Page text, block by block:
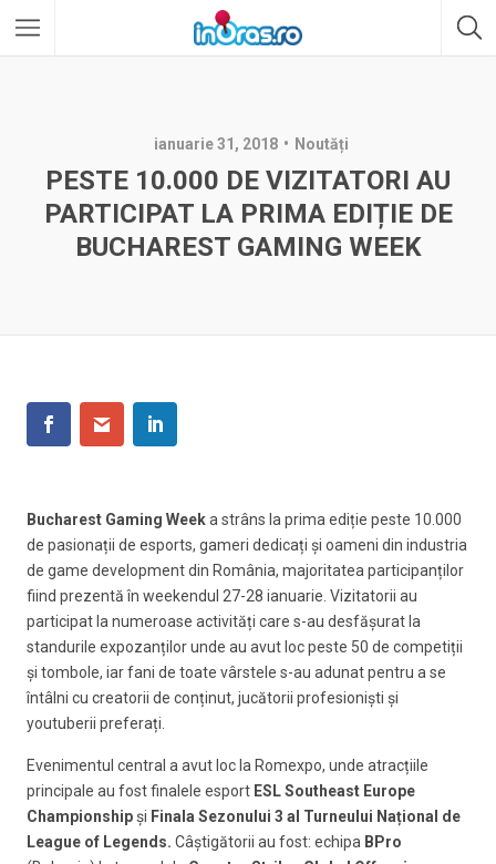
ianuarie 31, 2018 Noutăți
PESTE 10.000 DE VIZITATORI AU
PARTICIPAT LA PRIMA EDIȚIE DE
BUCHAREST GAMING WEEK
Bucharest Gaming Weeka strâns la prima ediție peste 10.000
de pasionații de esports, gameri dedicați și oameni din industria
de game development din România, majoritatea participanților
fiind prezentă în weekendul 27-28 ianuarie. Vizitatorii au
participat la numeroase activități care s-au desfășurat la
standurile expozanților unde au avut loc peste 50 de competiții
și tombole, iar fani de toate vârstele s-au adunat pentru a se
întâlni cu creatorii de conținut, jucătorii profesioniști și
youtuberii preferați.
Evenimentul central a avut loc la Romexpo, unde atracțiile
principale au fost finalele esport ESL Southeast Europe
Championshipși Finala Sezonului 3 al Turneului Național de
League of Legends. Câștigătorii au fost: echipa BPro